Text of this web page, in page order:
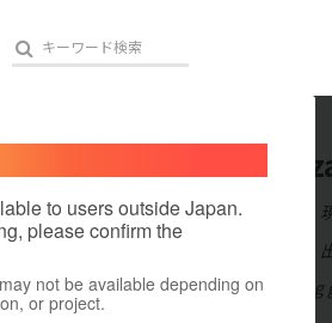
人気のプロジェクト 注目の
アート・写真
to users outside Japan.
please confirm the
not be available depending on
or project.
在住国：日本
Hitclub là cổng